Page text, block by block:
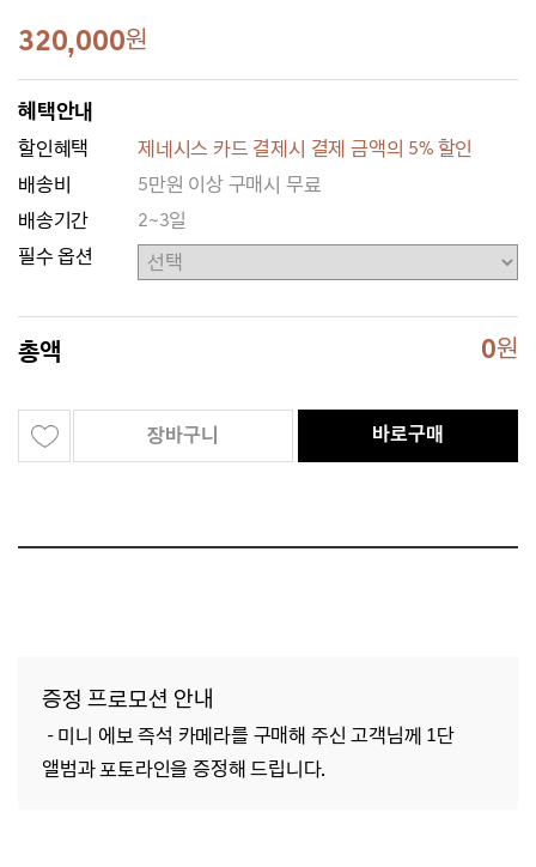
320,000원
혜택안내
할인혜택
제네시스 카드 결제시 결제 금액의 5% 할인
배송비
5만원 이상 구매시 무료
배송기간
2~3일
필수 옵션
총액 0원
장바구니 바로구매
증정 프로모션 안내
- 미니 에보 즉석 카메라를 구매해 주신 고객님께 1단
앨범과 포토라인을 증정해 드립니다.